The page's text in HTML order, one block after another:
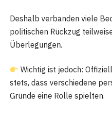
Deshalb verbanden viele
politischen Rückzug
Überlegungen.
Wichtig ist jedoch:
stets, dass verschiedene
Gründe eine Rolle spielten.